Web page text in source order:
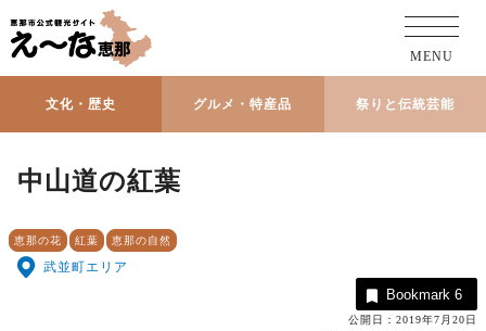
文化・歴史 グルメ・特産品 祭りと伝統芸能
MENU
中山道の紅葉
恵那の花 紅葉 恵那の自然
武並町エリア
Bookmark 6
公開日：2019年7月20日